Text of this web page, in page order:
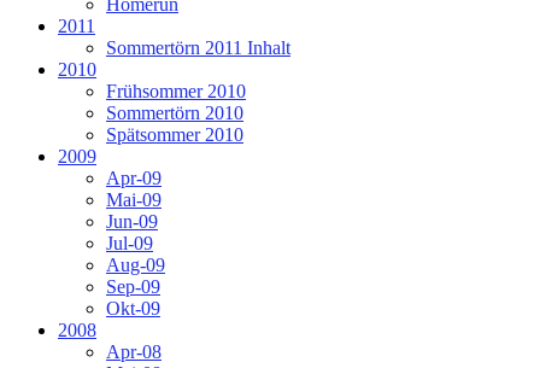
Homerun
2011
Sommertörn 2011 Inhalt
2010
Frühsommer 2010
Sommertörn 2010
Spätsommer 2010
2009
Apr-09
Mai-09
Jun-09
Jul-09
Aug-09
Sep-09
Okt-09
2008
Apr-08